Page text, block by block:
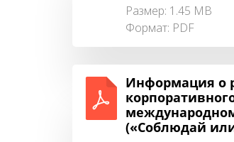
Размер: 1.45 MB
Формат: PDF
Информация о
(«Соблюдай